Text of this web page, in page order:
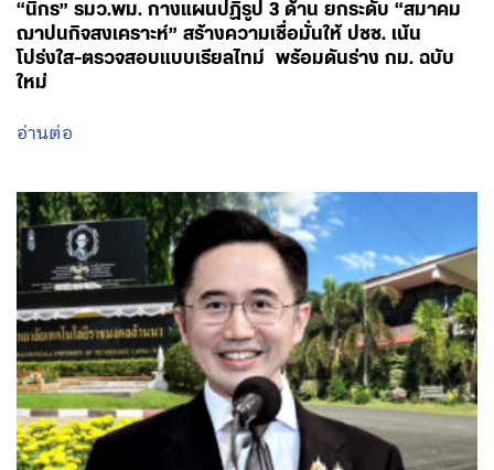
“นิกร” รมว.พม. กางแผนปฏิรูป 3 ด้าน ยกระดับ “สมาคม
ฌาปนกิจสงเคราะห์” สร้างความเชื่อมั่นให้ ปชช. เน้น
โปร่งใส-ตรวจสอบแบบเรียลไทม์ พร้อมดันร่าง กม. ฉบับ
ใหม่
อ่านต่อ